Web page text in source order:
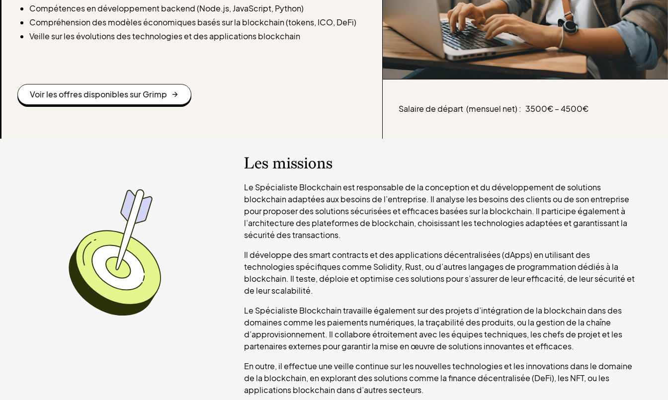
Compétences en développement backend (Node.js, JavaScript, Python)
Compréhension des modèles économiques basés sur la blockchain (tokens, ICO, DeFi)
Veille sur les évolutions des technologies et des applications blockchain
Voir les offres disponibles sur Grimp
Salaire de départ (mensuel net) : 3500€ – 4500€
Les missions
Le Spécialiste Blockchain est responsable de la conception et du développement de solutions
blockchain adaptées aux besoins de l’entreprise. Il analyse les besoins des clients ou de son entreprise
pour proposer des solutions sécurisées et efficaces basées sur la blockchain. Il participe également à
l’architecture des plateformes de blockchain, choisissant les technologies adaptées et garantissant la
sécurité des transactions.
Il développe des smart contracts et des applications décentralisées (dApps) en utilisant des
technologies spécifiques comme Solidity, Rust, ou d’autres langages de programmation dédiés à la
blockchain. Il teste, déploie et optimise ces solutions pour s’assurer de leur efficacité, de leur sécurité et
de leur scalabilité.
Le Spécialiste Blockchain travaille également sur des projets d’intégration de la blockchain dans des
domaines comme les paiements numériques, la traçabilité des produits, ou la gestion de la chaîne
d’approvisionnement. Il collabore étroitement avec les équipes techniques, les chefs de projet et les
partenaires externes pour garantir la mise en œuvre de solutions innovantes et efficaces.
En outre, il effectue une veille continue sur les nouvelles technologies et les innovations dans le domaine
de la blockchain, en explorant des solutions comme la finance décentralisée (DeFi), les NFT, ou les
applications blockchain dans d’autres secteurs.